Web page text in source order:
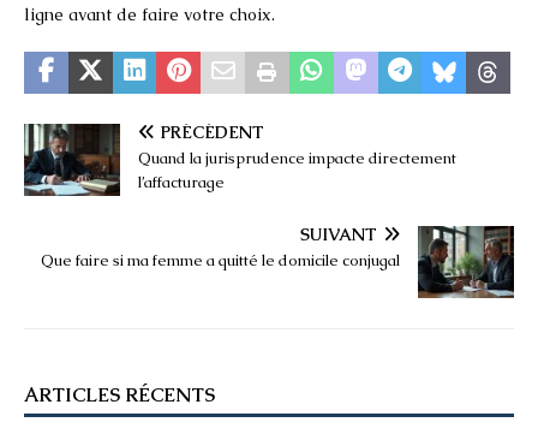
ligne avant de faire votre choix.
PRÉCÉDENT
Quand la jurisprudence impacte directement
l’affacturage
SUIVANT
Que faire si ma femme a quitté le domicile conjugal
ARTICLES RÉCENTS